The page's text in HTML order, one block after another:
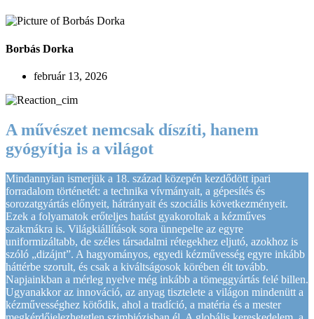
Borbás Dorka
február 13, 2026
A művészet nemcsak díszíti, hanem
gyógyítja is a világot
Mindannyian ismerjük a 18. század közepén kezdődött ipari
forradalom történetét: a technika vívmányait, a gépesítés és
sorozatgyártás előnyeit, hátrányait és szociális következményeit.
Ezek a folyamatok erőteljes hatást gyakoroltak a kézműves
szakmákra is. Világkiállítások sora ünnepelte az egyre
uniformizáltabb, de széles társadalmi rétegekhez eljutó, azokhoz is
szóló „dizájnt”. A hagyományos, egyedi kézművesség egyre inkább
háttérbe szorult, és csak a kiváltságosok körében élt tovább.
Napjainkban a mérleg nyelve még inkább a tömeggyártás felé billen.
Ugyanakkor az innováció, az anyag tisztelete a világon mindenütt a
kézművességhez kötődik, ahol a tradíció, a matéria és a mester